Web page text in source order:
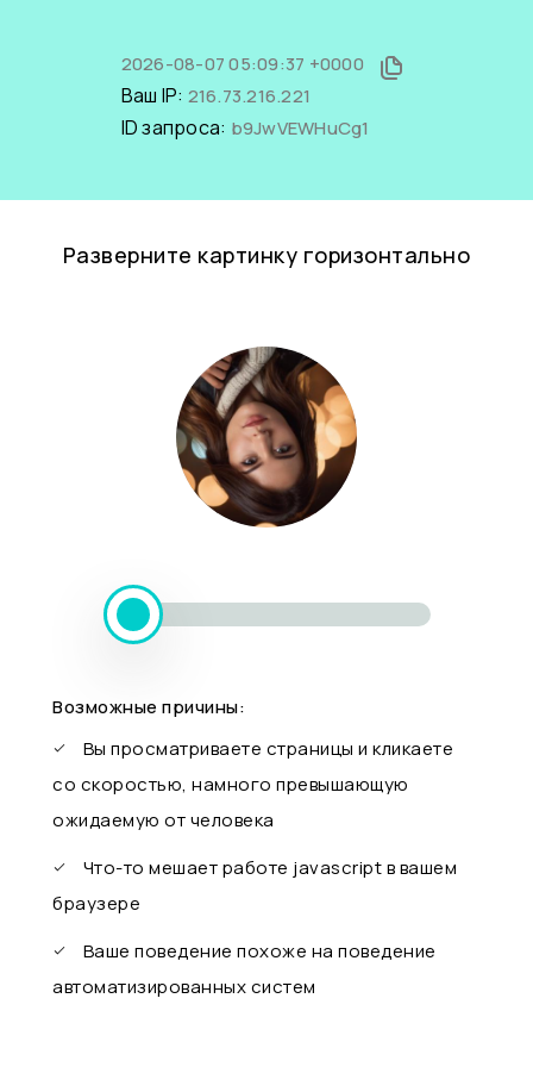
2026-08-07 05:09:37 +0000
Ваш IP: 216.73.216.221
ID запроса: b9JwVEWHuCg1
Разверните картинку горизонтально
Возможные причины:
Вы просматриваете страницы и кликаете
со скоростью, намного превышающую
ожидаемую от человека
Что-то мешает работе javascript в вашем
браузере
Ваше поведение похоже на поведение
автоматизированных систем